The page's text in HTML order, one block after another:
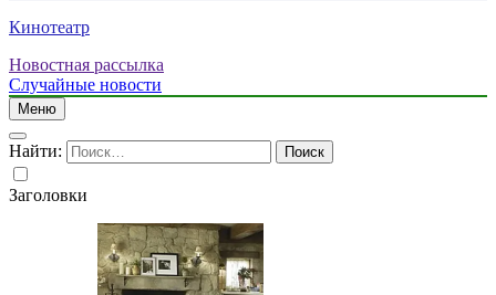
Кинотеатр
Новостная рассылка
Случайные новости
Меню
Найти:
Заголовки